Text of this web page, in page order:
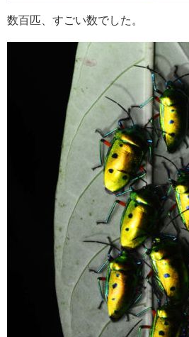
数百匹、すごい数でした。